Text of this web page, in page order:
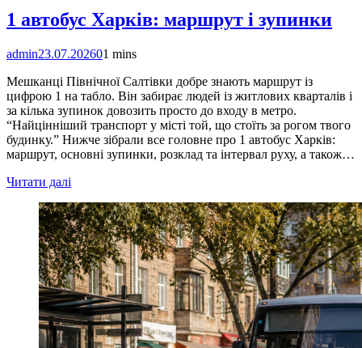
1 автобус Харків: маршрут і зупинки
admin23.07.202601 mins
Мешканці Північної Салтівки добре знають маршрут із
цифрою 1 на табло. Він забирає людей із житлових кварталів і
за кілька зупинок довозить просто до входу в метро.
“Найцінніший транспорт у місті той, що стоїть за рогом твого
будинку.” Нижче зібрали все головне про 1 автобус Харків:
маршрут, основні зупинки, розклад та інтервал руху, а також…
Читати далі